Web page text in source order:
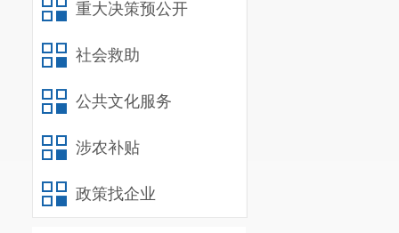
重大决策预公开
社会救助
公共文化服务
涉农补贴
政策找企业